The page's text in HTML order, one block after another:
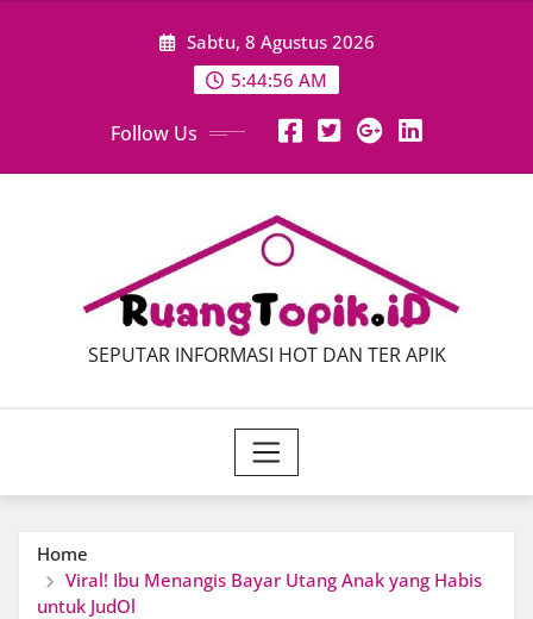
Sabtu, 8 Agustus 2026
5:44:58 AM
Follow Us
SEPUTAR INFORMASI HOT DAN TER APIK
Home
Viral! Ibu Menangis Bayar Utang Anak yang Habis
untuk JudOl